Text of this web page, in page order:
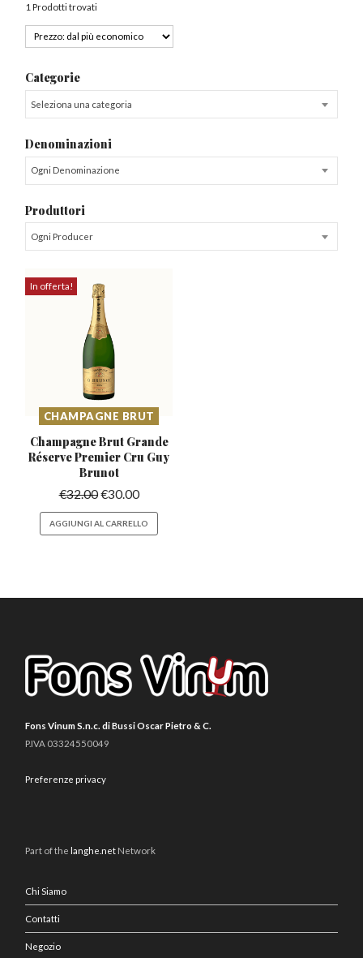
1 Prodotti trovati
Categorie
Seleziona una categoria
Denominazioni
Ogni Denominazione
Produttori
Ogni Producer
In offerta!
CHAMPAGNE BRUT
Champagne Brut Grande
RéservePremier Cru Guy
Brunot
€32.00€30.00
AGGIUNGI AL CARRELLO
Fons Vinum S.n.c. di Bussi Oscar Pietro & C.
P.IVA 03324550049
Preferenze privacy
Part of thelanghe.net Network
Chi Siamo
Contatti
Negozio